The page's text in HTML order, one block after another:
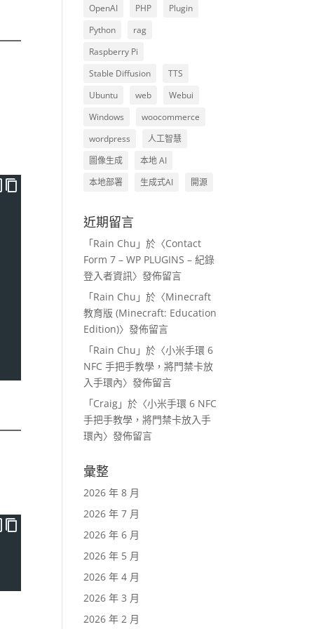
OpenAI PHP
Plugin
Python
rag
Raspberry Pi
Stable Diffusion
TTS
Ubuntu
web
Webui
Windows
woocommerce
wordpress
人工智慧
圖像生成
本地 AI
本地部署
生成式AI 開源
近期留言
「Rain Chu 」於〈Contact
Form 7 – WP PLUGINS – 紀錄
登入者資訊〉發佈留言
「Rain Chu 」於〈Minecraft
教育版 (Minecraft: Education
Edition)〉發佈留言
「Rain Chu 」於〈小米手環 6
NFC 手把手教學，將門禁卡放
入手環內〉發佈留言
「Craig 」於〈小米手環 6 NFC
手把手教學，將門禁卡放入手
環內〉發佈留言
彙整
2026 年 8 月
2026 年 7 月
2026 年 6 月
2026 年 5 月
2026 年 4 月
2026 年 3 月
2026 年 2 月